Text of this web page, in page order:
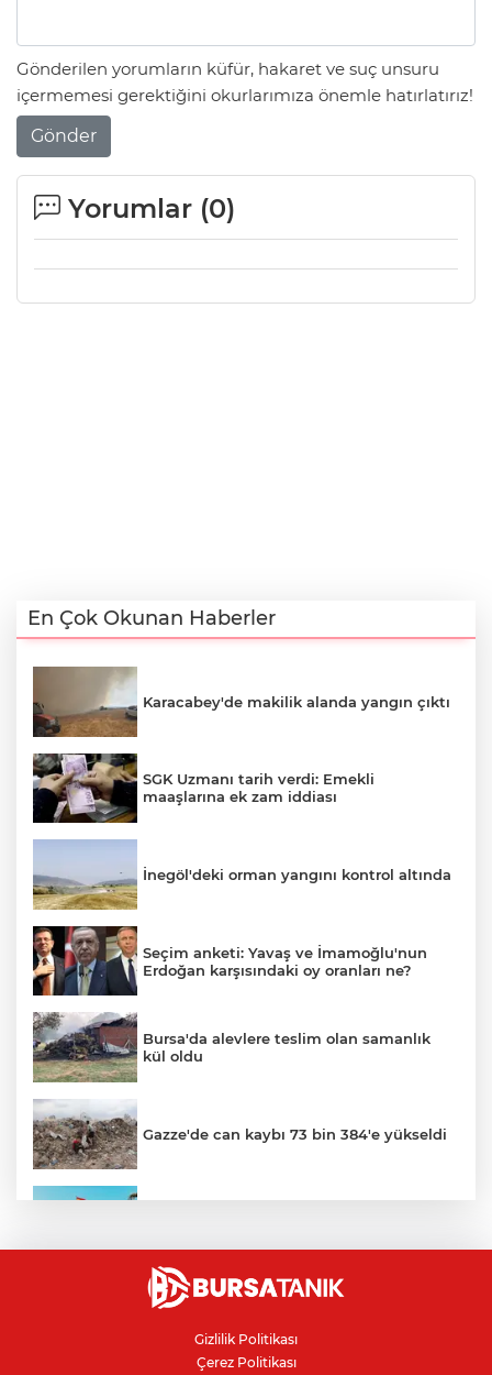
Gönderilen yorumların küfür, hakaret ve suç unsuru
içermemesi gerektiğini okurlarımıza önemle hatırlatırız!
Gönder
Yorumlar (0)
En Çok Okunan Haberler
Karacabey'de makilik alanda yangın çıktı
SGK Uzmanı tarih verdi: Emekli
maaşlarına ek zam iddiası
İnegöl'deki orman yangını kontrol altında
Seçim anketi: Yavaş ve İmamoğlu'nun
Erdoğan karşısındaki oy oranları ne?
Bursa'da alevlere teslim olan samanlık
kül oldu
Gazze'de can kaybı 73 bin 384'e yükseldi
İnegöllü girişimciden bağış
Gizlilik Politikası
Çerez Politikası